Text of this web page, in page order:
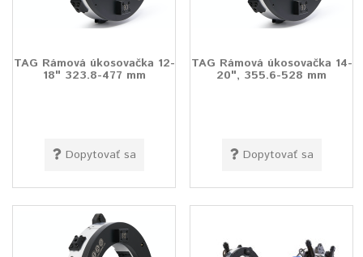
TAG Rámová úkosovačka 12-
18" 323.8-477 mm
Dopytovať sa
TAG Rámová úkosovačka 14-
20", 355.6-528 mm
Dopytovať sa